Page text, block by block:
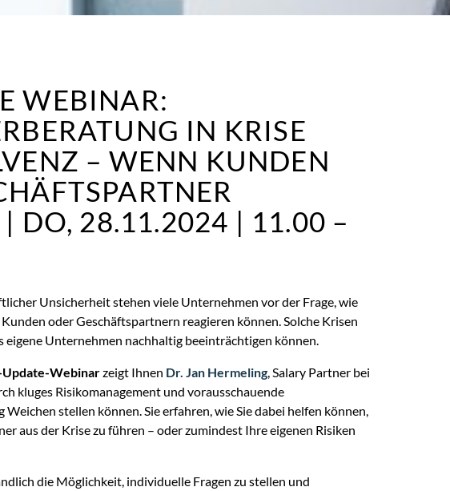
WEBINAR:
IN KRISE
– WENN KUNDEN
| DO, 28.11.2024 | 11.00 –
Unsicherheit stehen viele Unternehmen vor der Frage, wie
oder Geschäftspartnern reagieren können. Solche Krisen
eigene Unternehmen nachhaltig beeinträchtigen können.
Update-Webinarzeigt Ihnen Dr. Jan Hermeling, Salary Partner bei
kluges Risikomanagement und vorausschauende
stellen können. Sie erfahren, wie Sie dabei helfen können,
aus der Krise zu führen – oder zumindest Ihre eigenen Risiken
die Möglichkeit, individuelle Fragen zu stellen und